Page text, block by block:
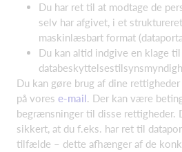
Du har ret til at modtage de
selv har afgivet, i et
maskinlæsbart format
Du kan altid indgive en klage til
Du kan gøre brug af dine
på vores e-mail. Der kan være
begrænsninger til disse rettigheder.
sikkert, at du f.eks. har ret til
tilfælde – dette afhænger af de